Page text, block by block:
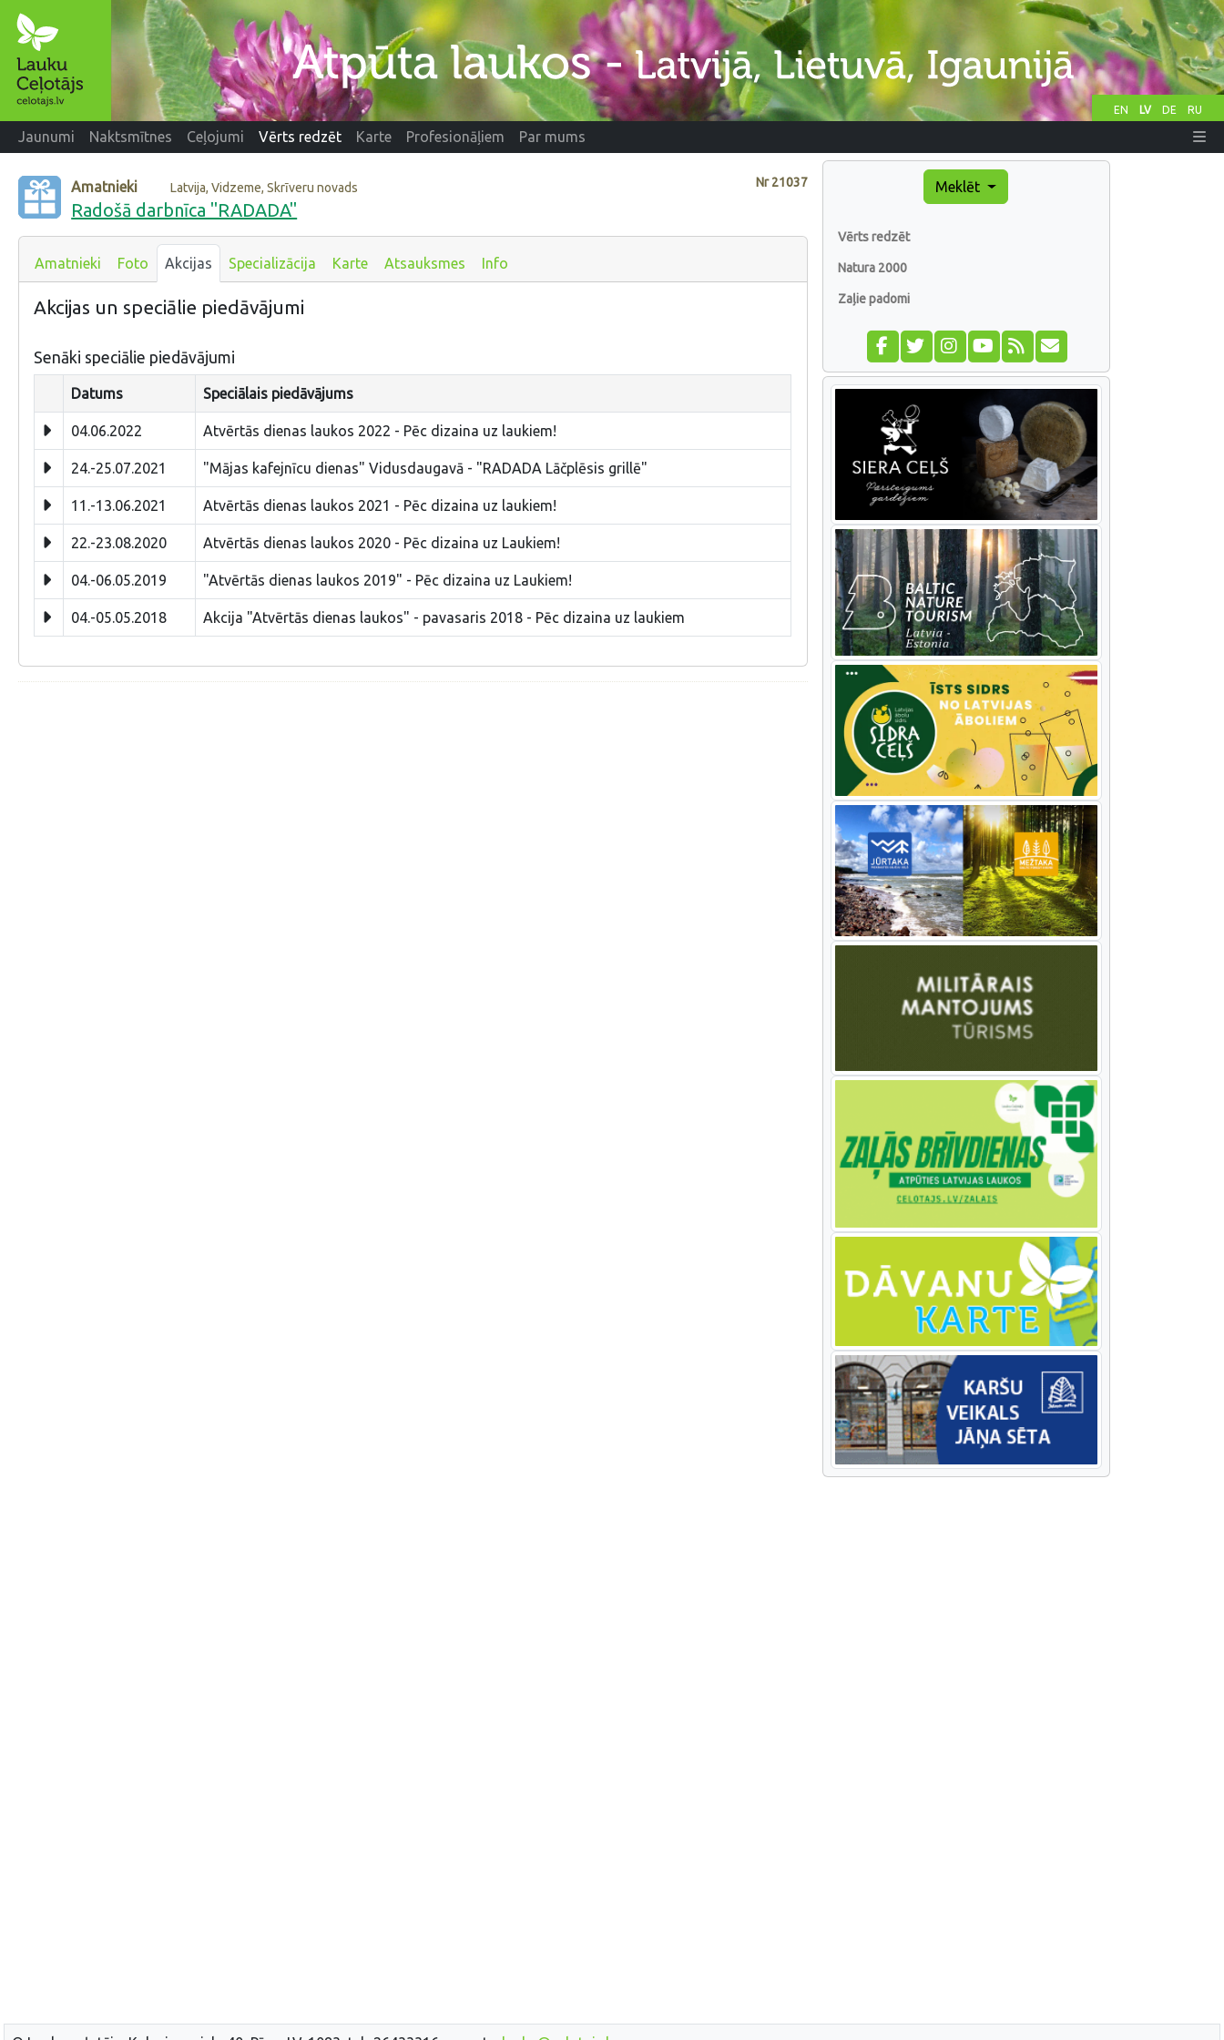
EN LV DE RU
Jaunumi Naktsmītnes Ceļojumi Vērts redzēt Karte Profesionāļiem Par mums
Nr21037
Amatnieki Latvija, Vidzeme, Skrīveru novads
Radošā darbnīca "RADADA"
Amatnieki Foto Akcijas Specializācija Karte Atsauksmes Info
Akcijas un speciālie piedāvājumi
Senāki speciālie piedāvājumi
Datums Speciālais piedāvājums
04.06.2022 Atvērtās dienas laukos 2022 - Pēc dizaina uz laukiem!
24.-25.07.2021 "Mājas kafejnīcu dienas" Vidusdaugavā - "RADADA Lāčplēsis grillē"
11.-13.06.2021 Atvērtās dienas laukos 2021 - Pēc dizaina uz laukiem!
22.-23.08.2020 Atvērtās dienas laukos 2020 - Pēc dizaina uz Laukiem!
04.-06.05.2019 "Atvērtās dienas laukos 2019" - Pēc dizaina uz Laukiem!
04.-05.05.2018 Akcija "Atvērtās dienas laukos" - pavasaris 2018 - Pēc dizaina uz laukiem
Meklēt
Vērts redzēt
Natura 2000
Zaļie padomi